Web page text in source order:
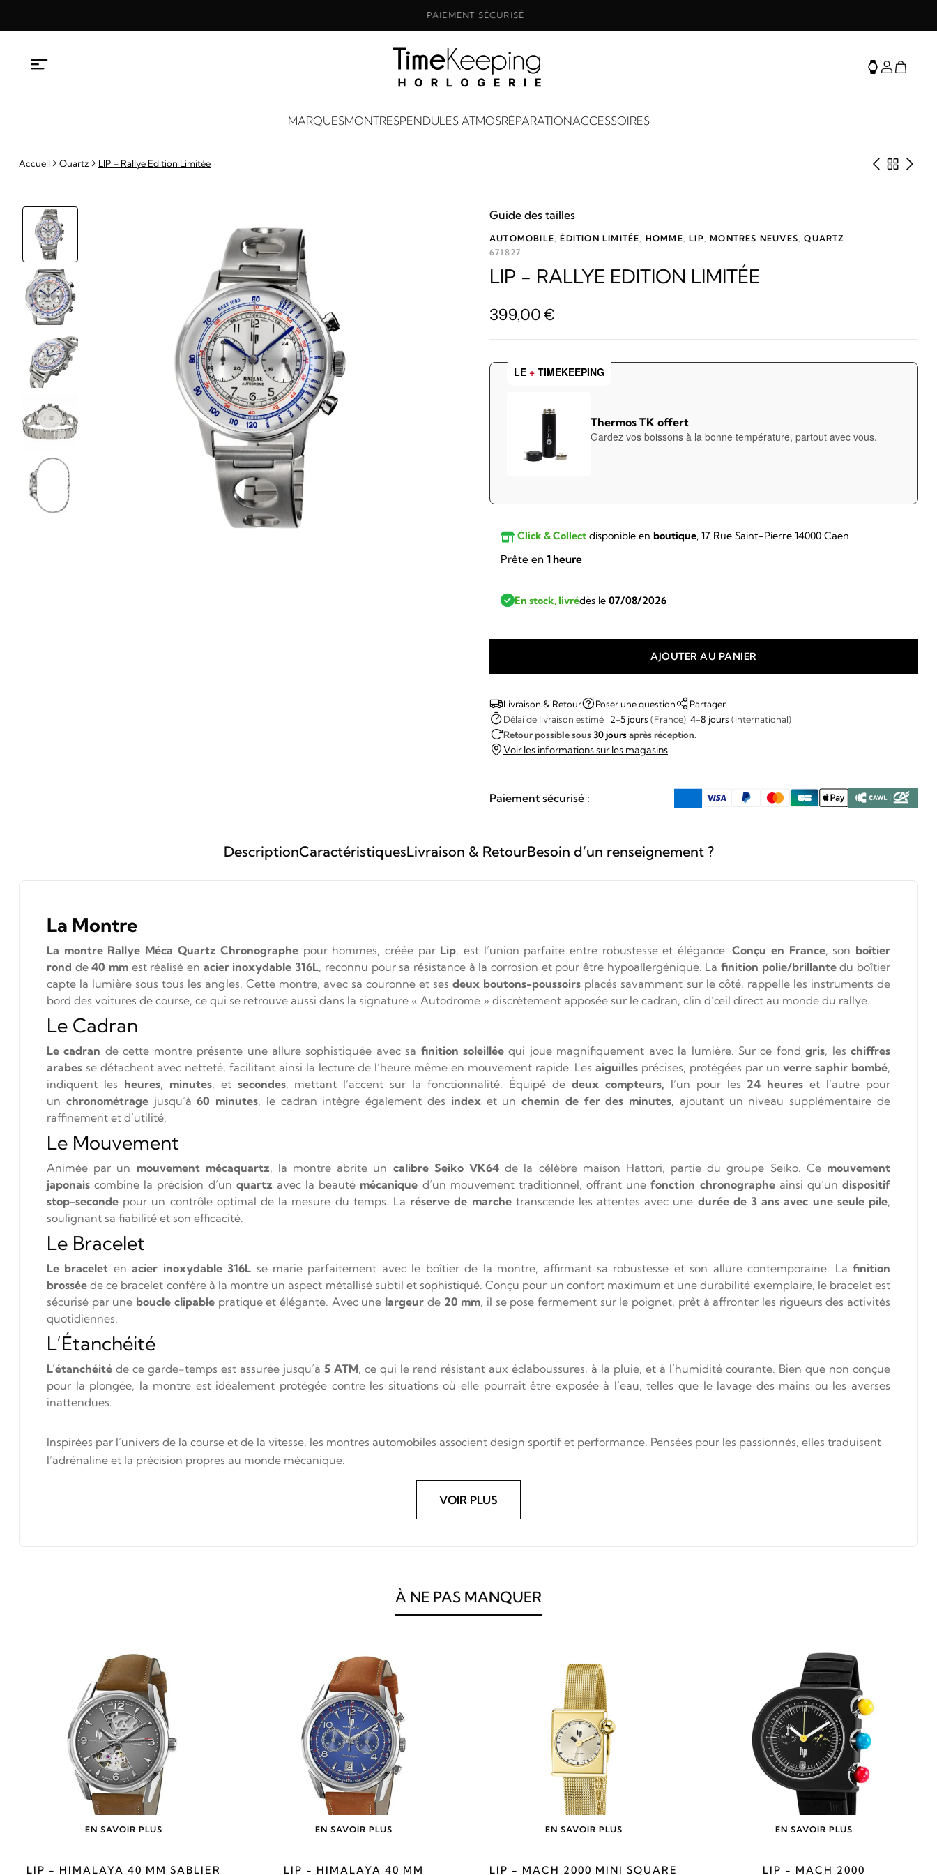
PAIEMENT SÉCURISÉ
MARQUESMONTRESPENDULES ATMOSRÉPARATIONACCESSOIRES
Accueil Quartz LIP – Rallye Edition Limitée Produit
Guide des tailles
AUTOMOBILE ,ÉDITION LIMITÉE HOMME ,LIP ,MONTRES NEUVES ,QUARTZ
671827
LIP - RALLYE EDITION LIMITÉE
399,00€
LE + TIMEKEEPING
Thermos TK offert
Gardez vos boissons à la bonne température, partout avec vous.
Click & Collect disponible en boutique, 17 Rue Saint-Pierre 14000 Caen
Prête en 1 heure
En stock, livrédès le 07/08/2026
LIP
-
Rallye
Edition
AJOUTER AU PANIER
Livraison & Retour Poser une question
Partager
Délai de livraison estimé : 2-5 jours (France), 4-8 jours (International)
Retour possible sous30 joursaprès réception.
Voir les informations sur les magasins
Paiement sécurisé :
DescriptionCaractéristiquesLivraison & RetourBesoin d’un renseignement ?
La Montre
La montre Rallye Méca Quartz Chronographe pour hommes, créée par Lip, est l’union parfaite entre robustesse et élégance.Conçu en France, son boîtier
rond de40 mm est réalisé en acier inoxydable 316L, reconnu pour sa résistance à la corrosion et pour être hypoallergénique. Lafinition polie/brillantedu boîtier
capte la lumière sous tous les angles. Cette montre, avec sa couronne et sesdeux boutons-poussoirs placés savamment sur le côté, rappelle les instruments de
bord des voitures de course, ce qui se retrouve aussi dans la signature « Autodrome » discrètement apposée sur le cadran, clin d’œil direct au monde du rallye.
Le Cadran
Le cadran de cette montre présente une allure sophistiquée avec sa finition soleillée qui joue magnifiquement avec la lumière. Sur ce fondgris, leschiffres
arabes se détachent avec netteté, facilitant ainsi la lecture de l’heure même en mouvement rapide. Lesaiguilles précises, protégées par unverre saphir bombé,
indiquent les heures, minutes, et secondes, mettant l’accent sur la fonctionnalité. Équipé de deux compteurs, l’un pour les 24 heures et l’autre pour
un chronométragejusqu’à60 minutes, le cadran intègre également des indexet unchemin de fer des minutes, ajoutant un niveau supplémentaire de
raffinement et d’utilité.
Le Mouvement
Animée par un mouvement mécaquartz, la montre abrite un calibre Seiko VK64 de la célèbre maison Hattori, partie du groupe Seiko. Ce mouvement
japonais combine la précision d’un quartzavec la beauté mécanique d’un mouvement traditionnel, offrant unefonction chronographeainsi qu’undispositif
stop-seconde pour un contrôle optimal de la mesure du temps. La réserve de marchetranscende les attentes avec une durée de 3 ans avec une seule pile,
soulignant sa fiabilité et son efficacité.
Le Bracelet
Le bracelet enacier inoxydable 316L se marie parfaitement avec le boîtier de la montre, affirmant sa robustesse et son allure contemporaine. Lafinition
brossée de ce bracelet confère à la montre un aspect métallisé subtil et sophistiqué. Conçu pour un confort maximum et une durabilité exemplaire, le bracelet est
sécurisé par une boucle clipablepratique et élégante. Avec une largeur de 20 mm, il se pose fermement sur le poignet, prêt à affronter les rigueurs des activités
quotidiennes.
L’Étanchéité
L’étanchéité de ce garde-temps est assurée jusqu’à 5 ATM, ce qui le rend résistant aux éclaboussures, à la pluie, et à l’humidité courante. Bien que non conçue
pour la plongée, la montre est idéalement protégée contre les situations où elle pourrait être exposée à l’eau, telles que le lavage des mains ou les averses
inattendues.
Inspirées par l’univers de la course et de la vitesse, les montres automobiles associent design sportif et performance. Pensées pour les passionnés, elles traduisent
l’adrénaline et la précision propres au monde mécanique.
VOIR PLUS
À NE PAS MANQUER
EN SAVOIR PLUS
LIP - HIMALAYA 40 MM SABLIER
EN SAVOIR PLUS
LIP - HIMALAYA 40 MM
EN SAVOIR PLUS
LIP - MACH 2000 MINI SQUARE
EN SAVOIR PLUS
LIP - MACH 2000